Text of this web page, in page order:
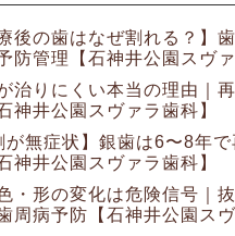
後の歯はなぜ割れる？】
防管理【石神井公園スヴァ
治りにくい本当の理由｜
神井公園スヴァラ歯科】
が無症状】銀歯は6〜8年
神井公園スヴァラ歯科】
・形の変化は危険信号｜
周病予防【石神井公園スヴ